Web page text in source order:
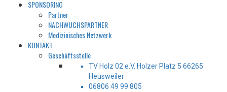
SPONSORING
Partner
NACHWUCHSPARTNER
Medizinisches Netzwerk
KONTAKT
Geschäftsstelle
TV Holz 02 e.V. Holzer Platz 5 66265
Heusweiler
06806 49 99 805